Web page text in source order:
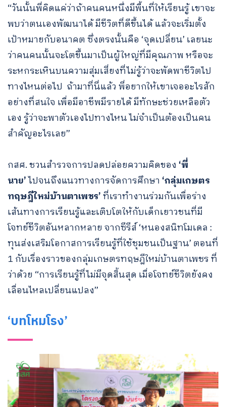
“วันนั้นพี่คิดแค่ว่าถ้าคนคนหนึ่งมีพื้นที่ให้เรียนรู้ เขาจะ
พบว่าตนเองพัฒนาได้ มีชีวิตที่ดีขึ้นได้ แล้วจะเริ่มตั้ง
เป้าหมายกับอนาคต ซึ่งตรงนั้นคือ ‘จุดเปลี่ยน’ เลยนะ
ว่าคนคนนั้นจะโตขึ้นมาเป็นผู้ใหญ่ที่มีคุณภาพ หรือจะ
ระหกระเหินบนความสุ่มเสี่ยงที่ไม่รู้ว่าจะพัดพาชีวิตไป
ทางไหนต่อไป ถ้ามาที่นี่แล้ว พี่อยากให้เขาเจออะไรสัก
อย่างที่สนใจ เพื่อมีอาชีพมีรายได้ มีทักษะช่วยเหลือตัว
เอง รู้ว่าจะพาตัวเองไปทางไหน ไม่จำเป็นต้องเป็นคน
สำคัญอะไรเลย”
กสศ. ชวนสำรวจการปลดปล่อยความคิดของ ‘พี่
นาย’ไปจนถึงแนวทางการจัดการศึกษา ‘กลุ่มเกษตร
ทฤษฎีใหม่บ้านตาเพชร’ที่เราทำงานร่วมกันเพื่อร่าง
เส้นทางการเรียนรู้และเติบโตให้กับเด็กเยาวชนที่มี
โจทย์ชีวิตอันหลากหลาย จากซีรีส์ ‘หนองสนิทโมเดล :
ทุนส่งเสริมโอกาสการเรียนรู้ที่ใช้ชุมชนเป็นฐาน’ ตอนที่
1 กับเรื่องราวของกลุ่มเกษตรทฤษฎีใหม่บ้านตาเพชร ที่
ว่าด้วย “การเรียนรู้ที่ไม่มีจุดสิ้นสุด เมื่อโจทย์ชีวิตยังคง
เลื่อนไหลเปลี่ยนแปลง”
‘บทโหมโรง’